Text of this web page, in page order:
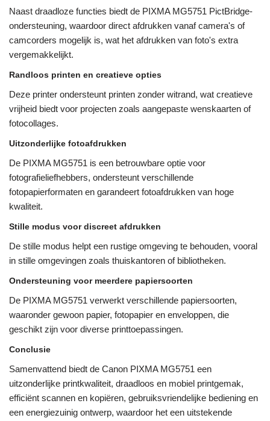
Naast draadloze functies biedt de PIXMA MG5751 PictBridge-
ondersteuning, waardoor direct afdrukken vanaf camera's of
camcorders mogelijk is, wat het afdrukken van foto's extra
vergemakkelijkt.
Randloos printen en creatieve opties
Deze printer ondersteunt printen zonder witrand, wat creatieve
vrijheid biedt voor projecten zoals aangepaste wenskaarten of
fotocollages.
Uitzonderlijke fotoafdrukken
De PIXMA MG5751 is een betrouwbare optie voor
fotografieliefhebbers, ondersteunt verschillende
fotopapierformaten en garandeert fotoafdrukken van hoge
kwaliteit.
Stille modus voor discreet afdrukken
De stille modus helpt een rustige omgeving te behouden, vooral
in stille omgevingen zoals thuiskantoren of bibliotheken.
Ondersteuning voor meerdere papiersoorten
De PIXMA MG5751 verwerkt verschillende papiersoorten,
waaronder gewoon papier, fotopapier en enveloppen, die
geschikt zijn voor diverse printtoepassingen.
Conclusie
Samenvattend biedt de Canon PIXMA MG5751 een
uitzonderlijke printkwaliteit, draadloos en mobiel printgemak,
efficiënt scannen en kopiëren, gebruiksvriendelijke bediening en
een energiezuinig ontwerp, waardoor het een uitstekende